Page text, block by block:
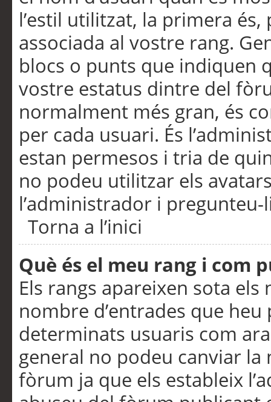
l’estil utilitzat, la primera
associada al vostre rang.
blocs o punts que indiquen
vostre estatus dintre del
normalment més gran, és
per cada usuari. És
estan permesos i tria de
no podeu utilitzar els
l’administrador i pregunteu-
Torna a l’inici
Què és el meu rang i com
Els rangs apareixen sota
nombre d’entrades que
determinats usuaris com
general no podeu canviar
fòrum ja que els estableix